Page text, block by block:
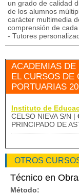
un grado de calidad
de los alumnos
carácter multimedia
comprensión de cada
- Tutores
ACADEMIAS
EL CURSOS DE
PORTUARIAS
Instituto de
CELSO NIEVA S/N |
PRINCIPADO DE
OTROS
Técnico en
Método: